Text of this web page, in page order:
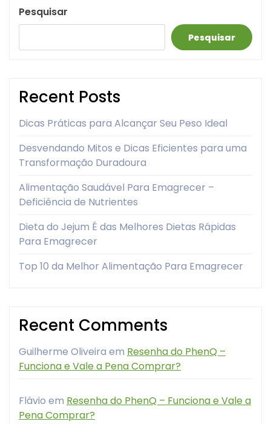
Pesquisar
Pesquisar
Recent Posts
Dicas Práticas para Alcançar Seu Peso Ideal
Desvendando Mitos e Dicas Eficientes para uma
Transformação Duradoura
Alimentação Saudável Para Emagrecer –
Deficiência de Nutrientes
Dieta do Jejum É das Melhores Dietas Rápidas
Para Emagrecer
Top 10 da Melhor Alimentação Para Emagrecer
Recent Comments
Guilherme Oliveira em Resenha do PhenQ –
Funciona e Vale a Pena Comprar?
Flávio em Resenha do PhenQ – Funciona e Vale a
Pena Comprar?